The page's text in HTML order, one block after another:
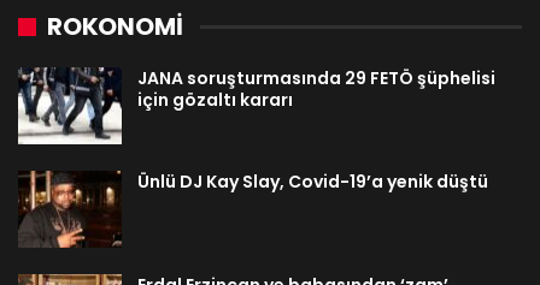
ROKONOMİ
JANA soruşturmasında 29 FETÖ şüphelisi
için gözaltı kararı
Ünlü DJ Kay Slay, Covid-19’a yenik düştü